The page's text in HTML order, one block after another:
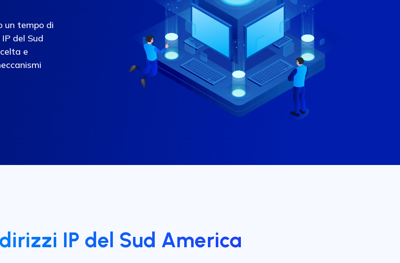
un tempo di
del Sud
e
IP del Sud America